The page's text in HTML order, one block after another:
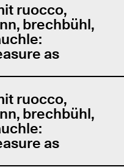
ruocco,
brechbühl,
as
ruocco,
brechbühl,
as